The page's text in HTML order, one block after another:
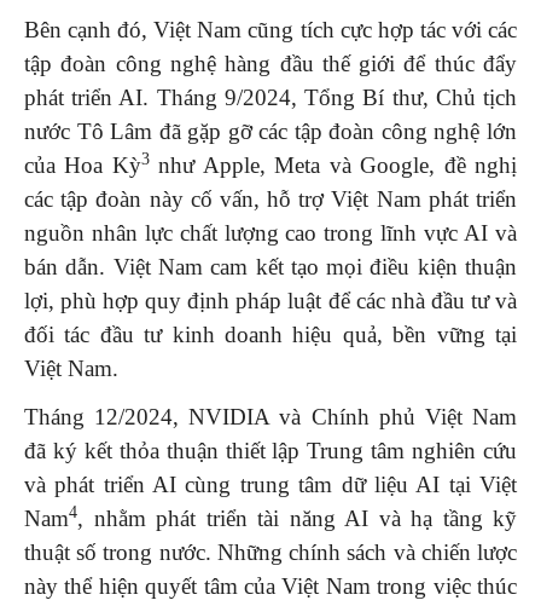
Bên cạnh đó, Việt Nam cũng tích cực hợp tác với các
tập đoàn công nghệ hàng đầu thế giới để thúc đẩy
phát triển AI. Tháng 9/2024, Tổng Bí thư, Chủ tịch
nước Tô Lâm đã gặp gỡ các tập đoàn công nghệ lớn
của Hoa Kỳ3như Apple, Meta và Google, đề nghị
các tập đoàn này cố vấn, hỗ trợ Việt Nam phát triển
nguồn nhân lực chất lượng cao trong lĩnh vực AI và
bán dẫn. Việt Nam cam kết tạo mọi điều kiện thuận
lợi, phù hợp quy định pháp luật để các nhà đầu tư và
đối tác đầu tư kinh doanh hiệu quả, bền vững tại
Việt Nam.
Tháng 12/2024, NVIDIA và Chính phủ Việt Nam
đã ký kết thỏa thuận thiết lập Trung tâm nghiên cứu
và phát triển AI cùng trung tâm dữ liệu AI tại Việt
Nam4, nhằm phát triển tài năng AI và hạ tầng kỹ
thuật số trong nước. Những chính sách và chiến lược
này thể hiện quyết tâm của Việt Nam trong việc thúc